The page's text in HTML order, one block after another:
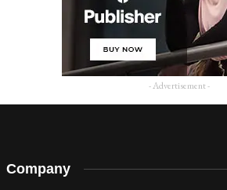
- Advertisement -
Company